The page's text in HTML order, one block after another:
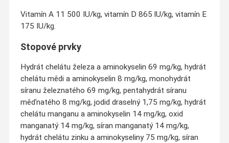
Vitamín A 11 500 IU/kg, vitamín D 865 lU/kg, vitamín E
175 IU/kg.
Stopové prvky
Hydrát chelátu železa a aminokyselin 69 mg/kg, hydrát
chelátu mědi a aminokyselin 8 mg/kg, monohydrát
síranu železnatého 69 mg/kg, pentahydrát síranu
měďnatého 8 mg/kg, jodid draselný 1,75 mg/kg, hydrát
chelátu manganu a aminokyselin 14 mg/kg, oxid
manganatý 14 mg/kg, síran manganatý 14 mg/kg,
hydrát chelátu zinku a aminokyseliny 75 mg/kg, síran